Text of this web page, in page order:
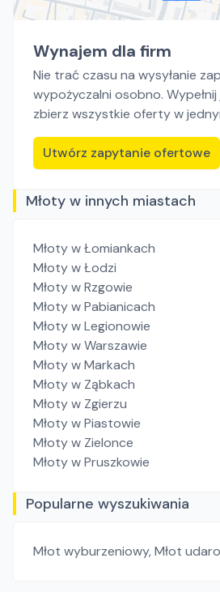
Wynajem dla firm
Nie trać czasu na wysyłanie
wypożyczalni osobno.
zbierz wszystkie oferty w
Utwórz zapytanie ofertowe
Młoty w innych miastach
Młotyw Łomiankach
Młotyw Łodzi
Młotyw Rzgowie
Młotyw Pabianicach
Młotyw Legionowie
Młotyw Warszawie
Młotyw Markach
Młotyw Ząbkach
Młotyw Zgierzu
Młotyw Piastowie
Młotyw Zielonce
Młotyw Pruszkowie
Popularne wyszukiwania
Młot wyburzeniowy,Młot